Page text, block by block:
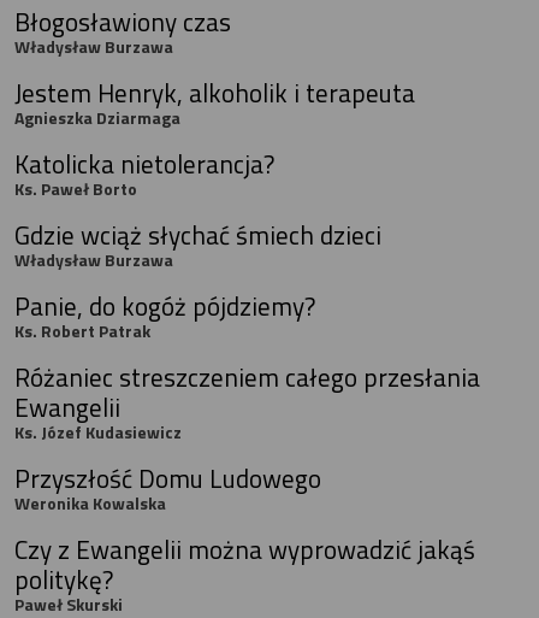
Błogosławiony czas
Władysław Burzawa
Jestem Henryk, alkoholik i terapeuta
Agnieszka Dziarmaga
Katolicka nietolerancja?
Ks. Paweł Borto
Gdzie wciąż słychać śmiech dzieci
Władysław Burzawa
Panie, do kogóż pójdziemy?
Ks. Robert Patrak
Różaniec streszczeniem całego przesłania
Ewangelii
Ks. Józef Kudasiewicz
Przyszłość Domu Ludowego
Weronika Kowalska
Czy z Ewangelii można wyprowadzić jakąś
politykę?
Paweł Skurski